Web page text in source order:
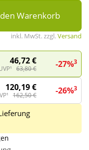
Warenkorb
inkl. MwSt. zzgl.Versand
46,72 €
63,80 € -27%3
120,19 €
162,50 € -26%3